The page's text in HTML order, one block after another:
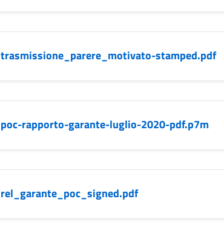
trasmissione_parere_motivato-stamped.pdf
poc-rapporto-garante-luglio-2020-pdf.p7m
rel_garante_poc_signed.pdf